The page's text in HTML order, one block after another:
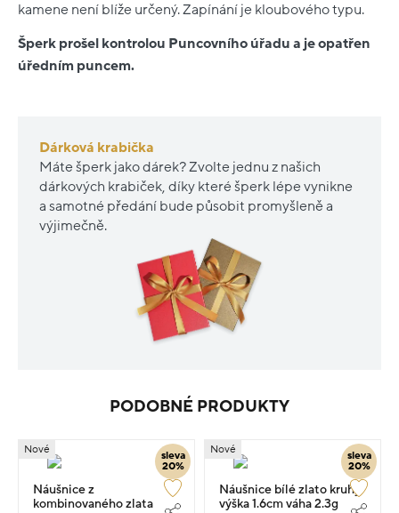
kamene není blíže určený. Zapínání je kloubového typu.
Šperk prošel kontrolou Puncovního úřadu a je opatřen
úředním puncem.
Dárková krabička
Máte šperk jako dárek? Zvolte jednu z našich
dárkových krabiček, díky které šperk lépe vynikne
a samotné předání bude působit promyšleně a
výjimečně.
PODOBNÉ PRODUKTY
sleva
20%
Nové
Náušnice z
kombinovaného zlata
sleva
20%
Nové
Náušnice bílé zlato kruhy
výška 1.6cm váha 2.3g